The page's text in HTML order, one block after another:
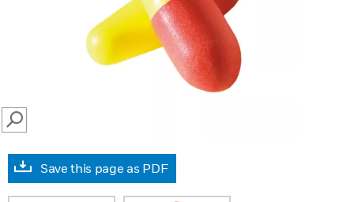
SEARCH
Save this page as PDF